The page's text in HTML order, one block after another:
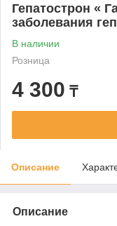
Гепатострон «
заболевания
В наличии
Розница
4 300 ₸
Описание
Описание